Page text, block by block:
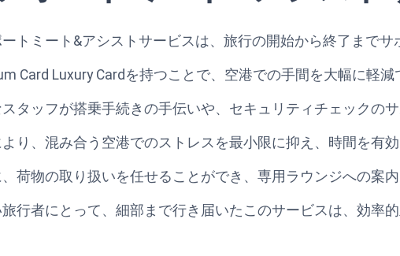
トミート&アシストサービスは、旅行の開始から終了までサ
Card Luxury Cardを持つことで、空港での手間を大幅に軽減
タッフが搭乗手続きの手伝いや、セキュリティチェックのサ
り、混み合う空港でのストレスを最小限に抑え、時間を有効
荷物の取り扱いを任せることができ、専用ラウンジへの案内
行者にとって、細部まで行き届いたこのサービスは、効率